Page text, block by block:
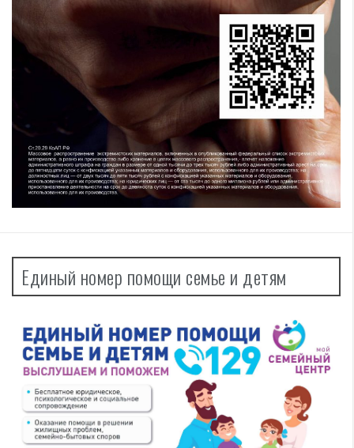
Единый номер помощи семье и детям